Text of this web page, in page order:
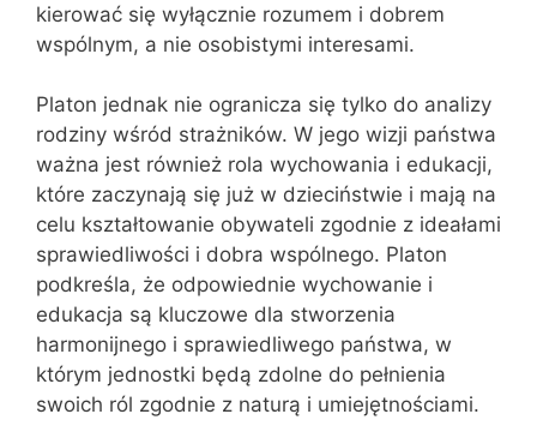
kierować się wyłącznie rozumem i dobrem
wspólnym, a nie osobistymi interesami.
Platon jednak nie ogranicza się tylko do analizy
rodziny wśród strażników. W jego wizji państwa
ważna jest również rola wychowania i edukacji,
które zaczynają się już w dzieciństwie i mają na
celu kształtowanie obywateli zgodnie z ideałami
sprawiedliwości i dobra wspólnego. Platon
podkreśla, że odpowiednie wychowanie i
edukacja są kluczowe dla stworzenia
harmonijnego i sprawiedliwego państwa, w
którym jednostki będą zdolne do pełnienia
swoich ról zgodnie z naturą i umiejętnościami.